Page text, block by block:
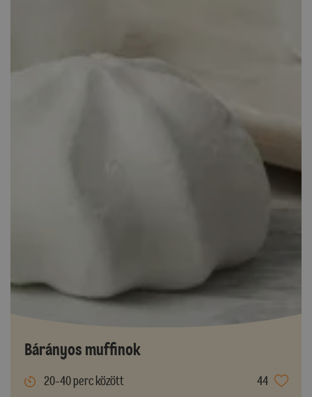
Bárányos muffinok
20-40 perc között
44